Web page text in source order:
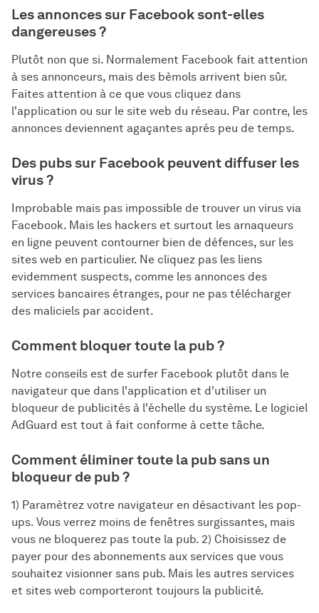
Les annonces sur Facebook sont-elles
dangereuses ?
Plutôt non que si. Normalement Facebook fait attention
à ses annonceurs, mais des bèmols arrivent bien sûr.
Faites attention à ce que vous cliquez dans
l'application ou sur le site web du réseau. Par contre, les
annonces deviennent agaçantes aprés peu de temps.
Des pubs sur Facebook peuvent diffuser les
virus ?
Improbable mais pas impossible de trouver un virus via
Facebook. Mais les hackers et surtout les arnaqueurs
en ligne peuvent contourner bien de défences, sur les
sites web en particulier. Ne cliquez pas les liens
evidemment suspects, comme les annonces des
services bancaires étranges, pour ne pas télécharger
des maliciels par accident.
Comment bloquer toute la pub ?
Notre conseils est de surfer Facebook plutôt dans le
navigateur que dans l'application et d'utiliser un
bloqueur de publicités à l'échelle du système. Le logiciel
AdGuard est tout à fait conforme à cette tâche.
Comment éliminer toute la pub sans un
bloqueur de pub ?
1) Paramètrez votre navigateur en désactivant les pop-
ups. Vous verrez moins de fenêtres surgissantes, mais
vous ne bloquerez pas toute la pub. 2) Choisissez de
payer pour des abonnements aux services que vous
souhaitez visionner sans pub. Mais les autres services
et sites web comporteront toujours la publicité.